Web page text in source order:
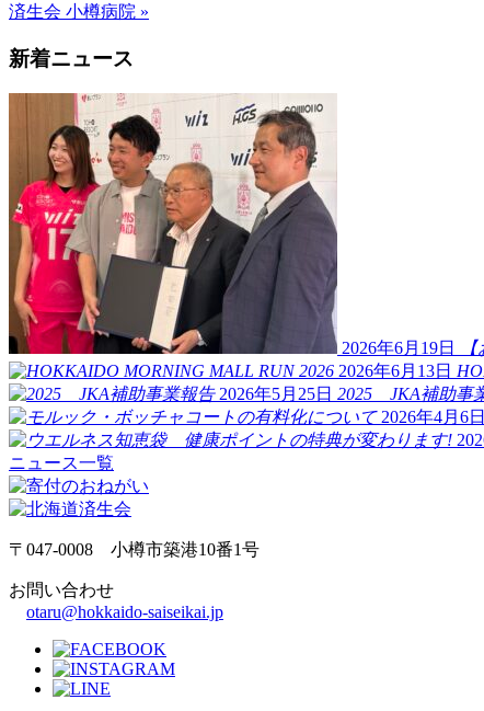
済生会 小樽病院 »
新着ニュース
2026年6月19日
2026年6月13日
2026年5月25日 2025 JKA補助事
2026年4月6日
ニュース一覧
〒047-0008 小樽市築港10番1号
お問い合わせ
otaru@hokkaido-saiseikai.jp